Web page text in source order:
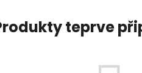
teprve